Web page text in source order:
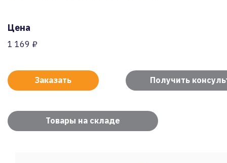
Цена
1 169 ₽
Заказать Получить
Товары на складе